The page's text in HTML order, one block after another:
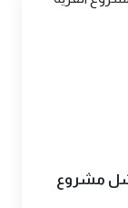
فشل مشروع